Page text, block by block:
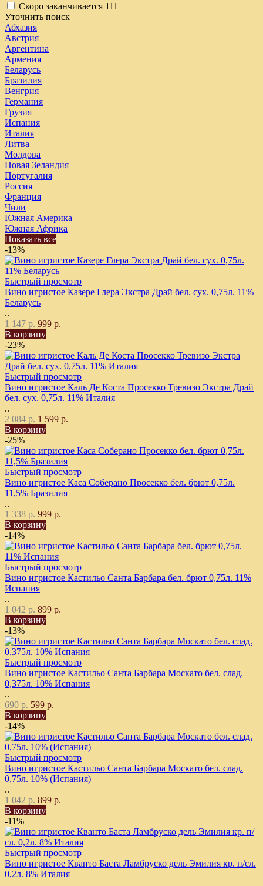
Скоро заканчивается 111
Уточнить поиск
Абхазия
Австрия
Аргентина
Армения
Беларусь
Бразилия
Венгрия
Германия
Грузия
Испания
Италия
Литва
Молдова
Новая Зеландия
Португалия
Россия
Франция
Чили
Южная Америка
Южная Африка
Показать все
-13%
Быстрый просмотр
Вино игристое Казере Глера Экстра Драй бел. сух. 0,75л. 11%
Беларусь
..
1 147 р. 999 р.
В корзину
-23%
Быстрый просмотр
Вино игристое Каль Де Коста Просекко Тревизо Экстра Драй
бел. сух. 0,75л. 11% Италия
..
2 084 р. 1 599 р.
В корзину
-25%
Быстрый просмотр
Вино игристое Каса Соберано Просекко бел. брют 0,75л.
11,5% Бразилия
..
1 338 р. 999 р.
В корзину
-14%
Быстрый просмотр
Вино игристое Кастильо Санта Барбара бел. брют 0,75л. 11%
Испания
..
1 042 р. 899 р.
В корзину
-13%
Быстрый просмотр
Вино игристое Кастильо Санта Барбара Москато бел. слад.
0,375л. 10% Испания
..
690 р. 599 р.
В корзину
-14%
Быстрый просмотр
Вино игристое Кастильо Санта Барбара Москато бел. слад.
0,75л. 10% (Испания)
..
1 042 р. 899 р.
В корзину
-11%
Быстрый просмотр
Вино игристое Кванто Баста Ламбруско дель Эмилия кр. п/сл.
0,2л. 8% Италия